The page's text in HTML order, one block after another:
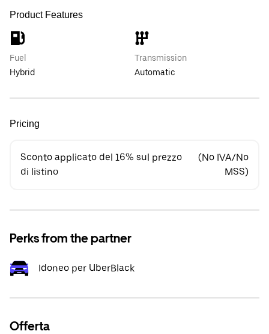
Product Features
Fuel
Hybrid
Transmission
Automatic
Pricing
Sconto applicato del 16% sul prezzo
di listino
(No IVA/No
MSS)
Perks from the partner
Idoneo per UberBlack
Offerta